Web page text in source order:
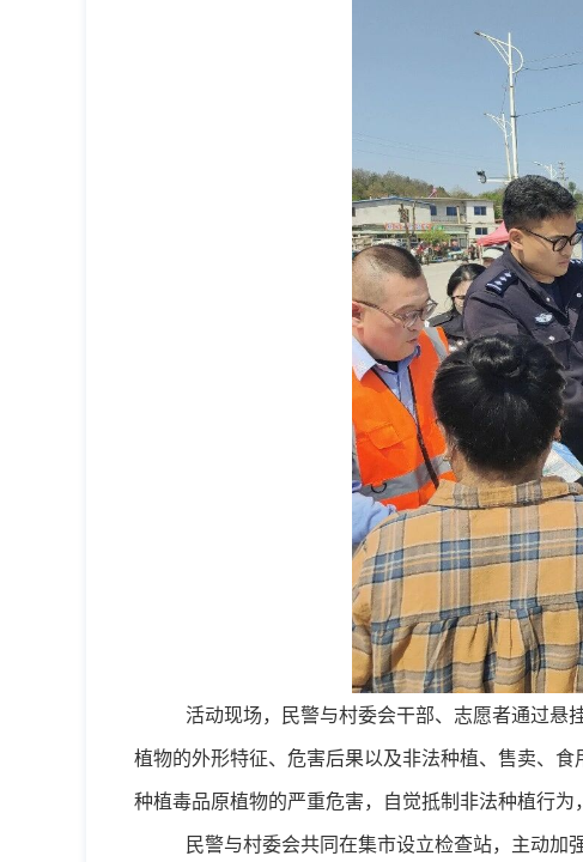
活动现场，民警与村委会干部、志愿者通过悬
植物的外形特征、危害后果以及非法种植、售卖、
种植毒品原植物的严重危害，自觉抵制非法种植行
民警与村委会共同在集市设立检查站，主动